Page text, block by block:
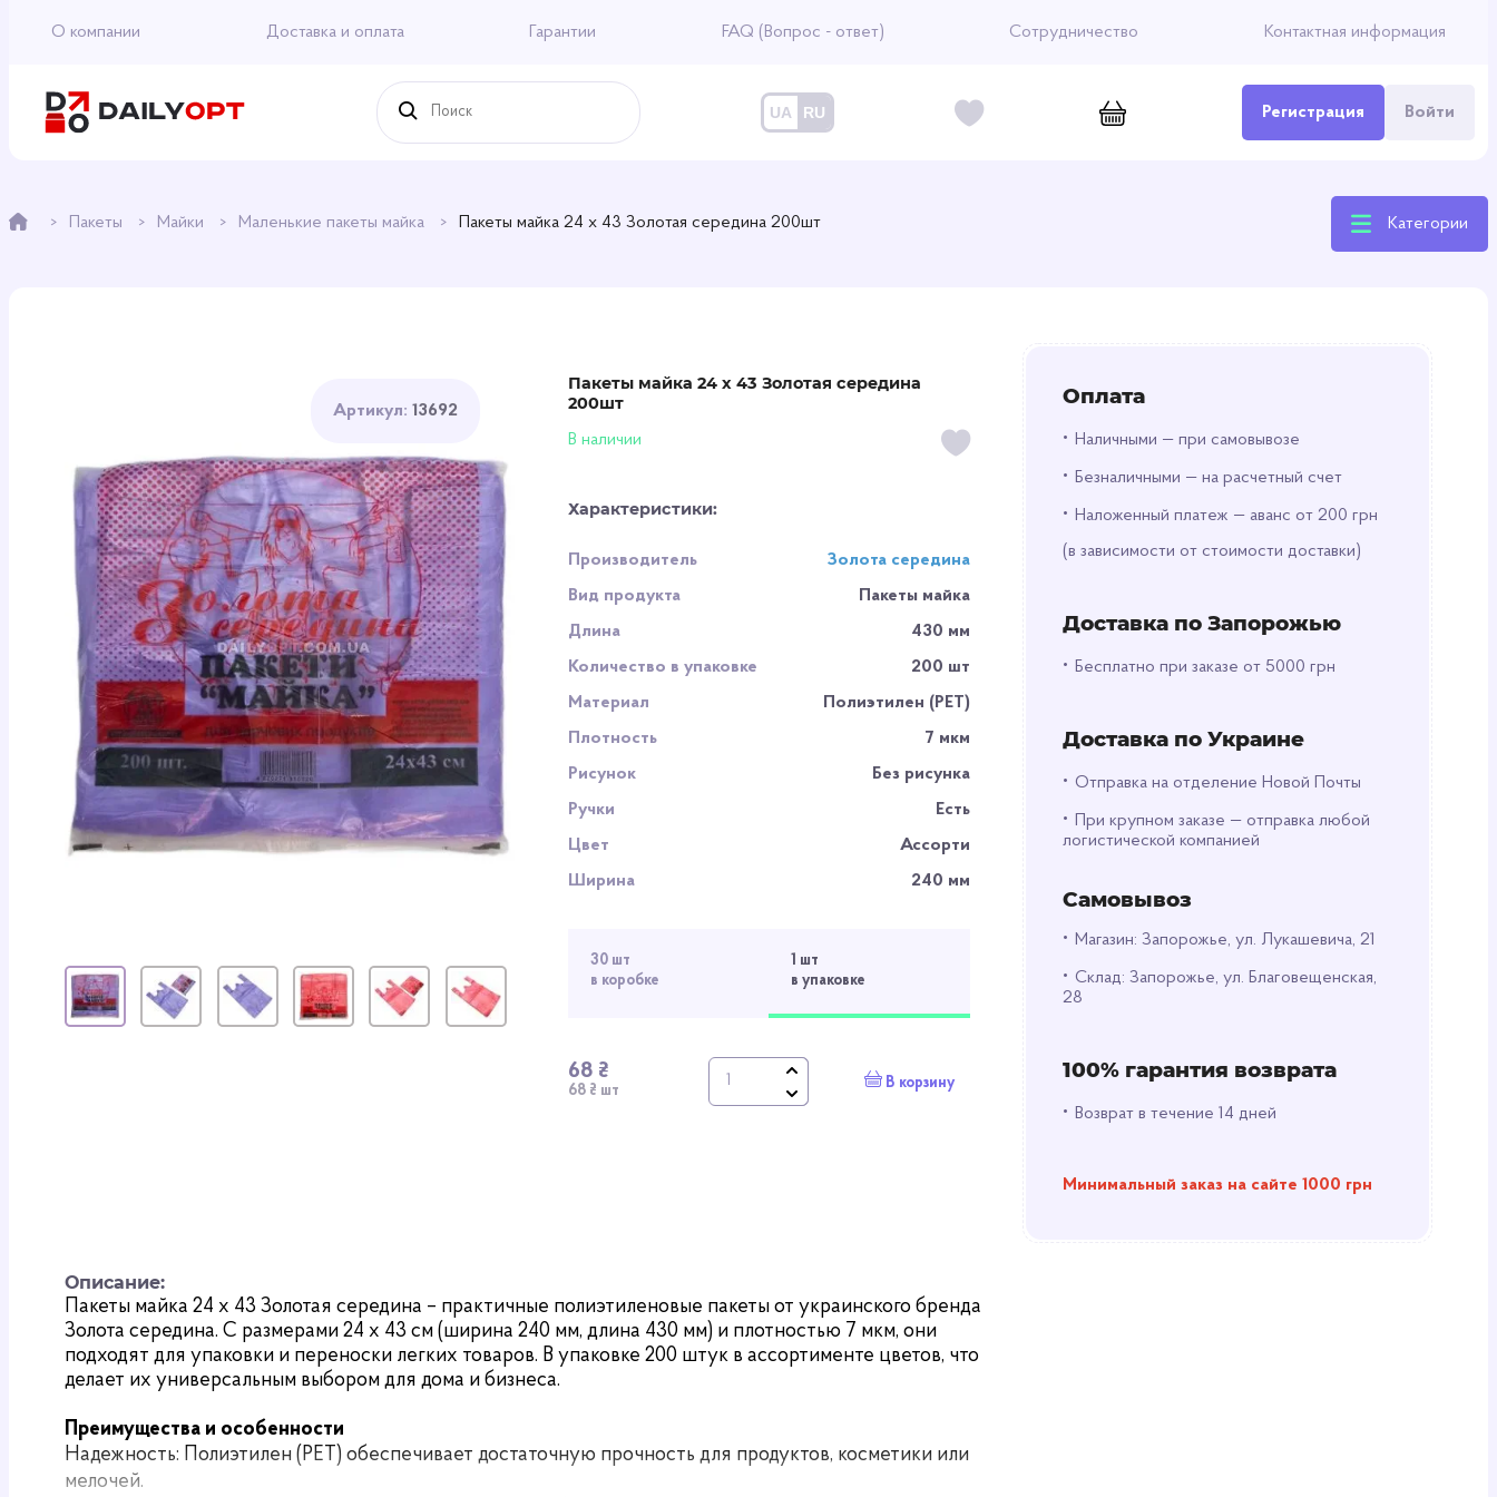
О компании Доставка и оплата Гарантии FAQ (Вопрос - ответ) Сотрудничество Контактная информация
UA RU Регистрация Войти
Пакеты Майки Маленькие пакеты майка Пакеты майка 24 х 43 Золотая середина 200шт Категории
Артикул:13692
Пакеты майка 24 х 43 Золотая середина
200шт
В наличии
Характеристики:
Производитель
Золота середина
Вид продукта
Пакеты майка
Длина
430 мм
Количество в упаковке
200 шт
Материал
Полиэтилен (PET)
Плотность
7 мкм
Рисунок
Без рисунка
Ручки
Есть
Цвет
Ассорти
Ширина
240 мм
30 шт
в коробке
1 шт
в упаковке
68 ₴
68 ₴ шт В корзину
Оплата
• Наличными — при самовывозе
• Безналичными — на расчетный счет
• Наложенный платеж — аванс от 200 грн
(в зависимости от стоимости доставки)
Доставка по Запорожью
• Бесплатно при заказе от 5000 грн
Доставка по Украине
• Отправка на отделение Новой Почты
•
При крупном заказе — отправка любой
логистической компанией
Самовывоз
• Магазин: Запорожье, ул. Лукашевича, 21
• Склад: Запорожье, ул. Благовещенская,
28
100% гарантия возврата
• Возврат в течение 14 дней
Минимальный заказ на сайте 1000 грн
Описание:
Пакеты майка 24 х 43 Золотая середина – практичные полиэтиленовые пакеты от украинского бренда
Золота середина. С размерами 24 х 43 см (ширина 240 мм, длина 430 мм) и плотностью 7 мкм, они
подходят для упаковки и переноски легких товаров. В упаковке 200 штук в ассортименте цветов, что
делает их универсальным выбором для дома и бизнеса.
Преимущества и особенности
Надежность: Полиэтилен (PET) обеспечивает достаточную прочность для продуктов, косметики или
мелочей.